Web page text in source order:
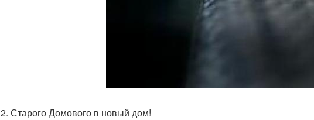
2. Старого Домового в новый дом!